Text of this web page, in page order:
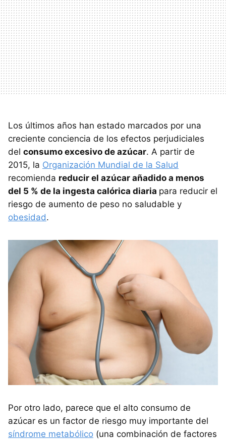
Los últimos años han estado marcados por una
creciente conciencia de los efectos perjudiciales
del consumo excesivo de azúcar. A partir de
2015, la Organización Mundial de la Salud
recomienda reducir el azúcar añadido a menos
del 5 % de la ingesta calórica diaria para reducir el
riesgo de aumento de peso no saludable y
obesidad.
Por otro lado, parece que el alto consumo de
azúcar es un factor de riesgo muy importante del
síndrome metabólico (una combinación de factores